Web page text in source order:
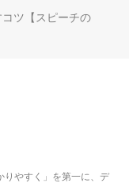
ツ【スピーチの
りやすく」を第一に、デ